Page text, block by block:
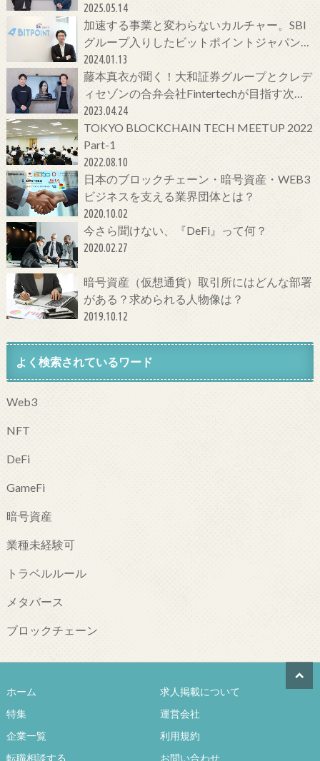
2025.05.14
加速する事業と変わらないカルチャー。SBI
グループ入りしたビットポイントジャパンの
今をCTOに聞いてみた！
2024.01.13
藤本真衣が聞く！大和証券グループとクレデ
ィセゾンの合弁会社Fintertechが目指す次世
代金融サービスとは
2023.04.24
TOKYO BLOCKCHAIN TECH MEETUP 2022
Part-1
2022.08.10
日本のブロックチェーン・暗号資産・WEB3
ビジネスを支える業界団体とは？
2020.10.02
今さら聞けない、『DeFi』って何？
2020.02.27
暗号資産（仮想通貨）取引所にはどんな部署
がある？求められる人物像は？
2019.10.12
よく検索されているワード
Web3
NFT
DeFi
GameFi
暗号資産
業種未経験可
トラベルルール
メタバース
ブロックチェーン
ホーム
特集
企業一覧
転職相談する
求人掲載について
運営会社
利用規約
お問い合わせ